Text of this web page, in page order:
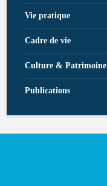
Vie pratique
Cadre de vie
Culture & Patrimoine
Publications